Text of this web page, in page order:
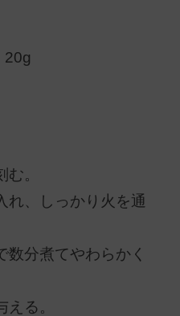
20g
。
れ、しっかり火を通
数分煮てやわらかく
る。